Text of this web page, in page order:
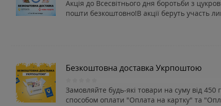
Акція до Всесвітнього дня боротьби з
пошти безкоштовно!В акції беруть участь
Безкоштовна доставка Укрпоштою
Замовляйте будь-які товари на суму від
способом оплати "Оплата на картку" та